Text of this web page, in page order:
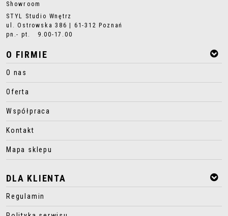
Showroom
STYL Studio Wnętrz
ul. Ostrowska 386 | 61-312 Poznań
pn.- pt. 9.00-17.00
O FIRMIE
O nas
Oferta
Współpraca
Kontakt
Mapa sklepu
DLA KLIENTA
Regulamin